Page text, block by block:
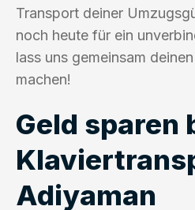
Transport deiner
noch heute für ein
lass uns gemeinsam
machen!
Geld sparen
Adiyaman